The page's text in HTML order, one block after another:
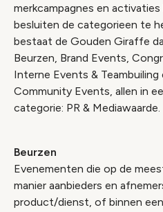
merkcampagnes en
besluiten de categorieen te
bestaat de Gouden Giraffe
Beurzen, Brand Events,
Interne Events &
Community Events, allen in
categorie: PR & Mediawaarde.
Beurzen
Evenementen die op de
manier aanbieders en
product/dienst, of binnen